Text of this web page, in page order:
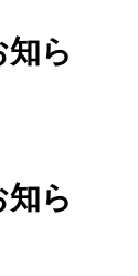
ら
ら